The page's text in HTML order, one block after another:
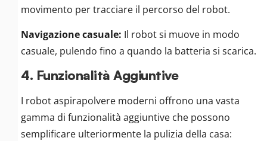
movimento per tracciare il percorso del robot.
Navigazione casuale: Il robot si muove in modo
casuale, pulendo fino a quando la batteria si scarica.
4. Funzionalità Aggiuntive
I robot aspirapolvere moderni offrono una vasta
gamma di funzionalità aggiuntive che possono
semplificare ulteriormente la pulizia della casa: